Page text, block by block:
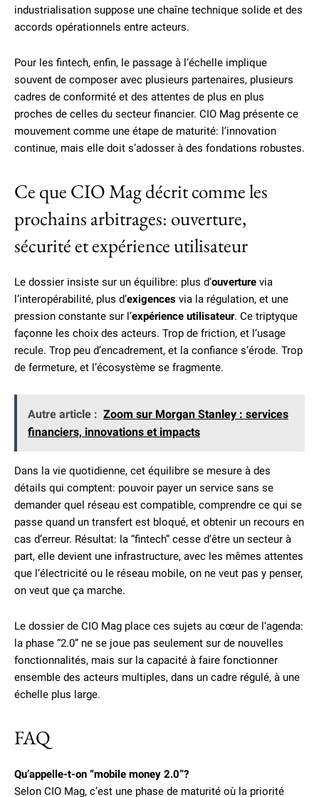
industrialisation suppose une chaîne technique solide et des
accords opérationnels entre acteurs.
Pour les fintech, enfin, le passage à l’échelle implique
souvent de composer avec plusieurs partenaires, plusieurs
cadres de conformité et des attentes de plus en plus
proches de celles du secteur financier. CIO Mag présente ce
mouvement comme une étape de maturité: l’innovation
continue, mais elle doit s’adosser à des fondations robustes.
Ce que CIO Mag décrit comme les
prochains arbitrages: ouverture,
sécurité et expérience utilisateur
Le dossier insiste sur un équilibre: plus d’ouverture via
l’interopérabilité, plus d’exigences via la régulation, et une
pression constante sur l’expérience utilisateur. Ce triptyque
façonne les choix des acteurs. Trop de friction, et l’usage
recule. Trop peu d’encadrement, et la confiance s’érode. Trop
de fermeture, et l’écosystème se fragmente.
Autre article : Zoom sur Morgan Stanley : services
financiers, innovations et impacts
Dans la vie quotidienne, cet équilibre se mesure à des
détails qui comptent: pouvoir payer un service sans se
demander quel réseau est compatible, comprendre ce qui se
passe quand un transfert est bloqué, et obtenir un recours en
cas d’erreur. Résultat: la “fintech” cesse d’être un secteur à
part, elle devient une infrastructure, avec les mêmes attentes
que l’électricité ou le réseau mobile, on ne veut pas y penser,
on veut que ça marche.
Le dossier de CIO Mag place ces sujets au cœur de l’agenda:
la phase “2.0” ne se joue pas seulement sur de nouvelles
fonctionnalités, mais sur la capacité à faire fonctionner
ensemble des acteurs multiples, dans un cadre régulé, à une
échelle plus large.
FAQ
Qu’appelle-t-on “mobile money 2.0”?
Selon CIO Mag, c’est une phase de maturité où la priorité